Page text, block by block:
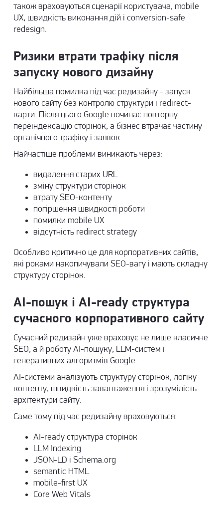
також враховуються сценарії користувача, mobile
UX, швидкість виконання дій і conversion-safe
redesign.
Ризики втрати трафіку після
запуску нового дизайну
Найбільша помилка під час редизайну - запуск
нового сайту без контролю структури і redirect-
карти. Після цього Google починає повторну
переіндексацію сторінок, а бізнес втрачає частину
органічного трафіку і заявок.
Найчастіше проблеми виникають через:
видалення старих URL
зміну структури сторінок
втрату SEO-контенту
погіршення швидкості роботи
помилки mobile UX
відсутність redirect strategy
Особливо критично це для корпоративних сайтів,
які роками накопичували SEO-вагу і мають складну
структуру сторінок.
AI-пошук і AI-ready структура
сучасного корпоративного сайту
Сучасний редизайн уже враховує не лише класичне
SEO, а й роботу AI-пошуку, LLM-систем і
генеративних алгоритмів Google.
AI-системи аналізують структуру сторінок, логіку
контенту, швидкість завантаження і зрозумілість
архітектури сайту.
Саме тому під час редизайну враховуються:
AI-ready структура сторінок
LLM Indexing
JSON-LD і Schema.org
semantic HTML
mobile-first UX
Core Web Vitals